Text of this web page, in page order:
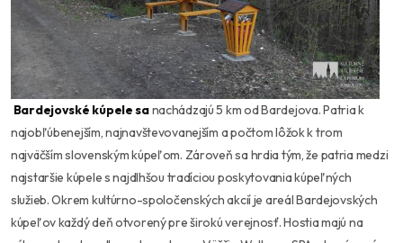
Bardejovské kúpele sanachádzajú 5 km od Bardejova. Patria k
najobľúbenejším, najnavštevovanejším a počtom lôžok k trom
najväčším slovenským kúpeľom. Zároveň sa hrdia tým, že patria medzi
najstaršie kúpele s najdlhšou tradíciou poskytovania kúpeľných
služieb. Okrem kultúrno-spoločenských akcií je areál Bardejovských
kúpeľov každý deň otvorený pre širokú verejnosť. Hostia majú na